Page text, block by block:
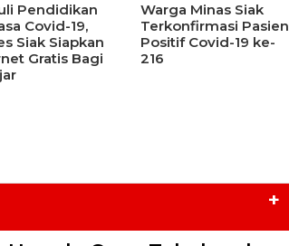
Pendidikan
Covid-19,
Siak Siapkan
Gratis Bagi
Warga Minas Siak
Terkonfirmasi Pasien
Positif Covid-19 ke-
216
+